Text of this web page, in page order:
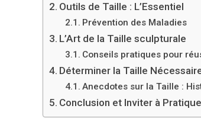
Outils de Taille : L’Essentiel
Prévention des Maladies
L’Art de la Taille sculpturale
Conseils pratiques pour
Déterminer la Taille
Anecdotes sur la Taille :
Conclusion et Inviter à